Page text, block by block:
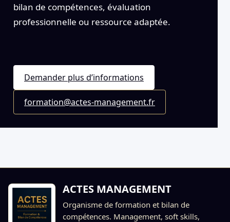
bilan de compétences, évaluation
professionnelle ou ressource adaptée.
Demander plus d’informations
formation@actes-management.fr
ACTES MANAGEMENT
Organisme de formation et bilan de
compétences. Management, soft skills,